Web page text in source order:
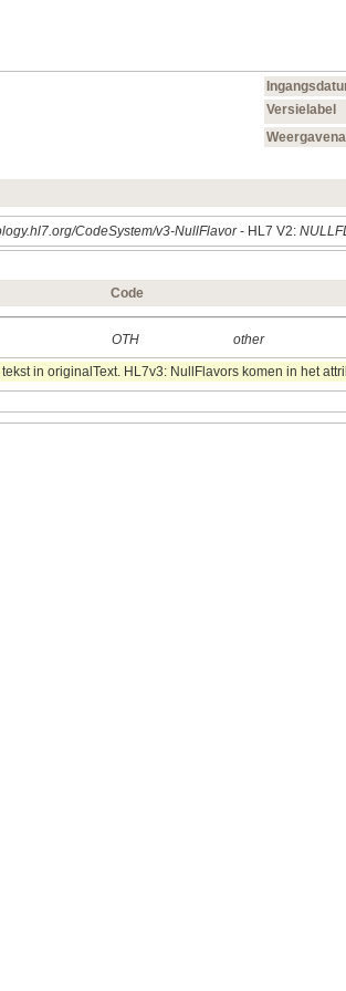
Versielabel
CodeSystem/v3-NullFlavor- HL7 V2:
Code
OTH other
in originalText. HL7v3: NullFlavors komen in het